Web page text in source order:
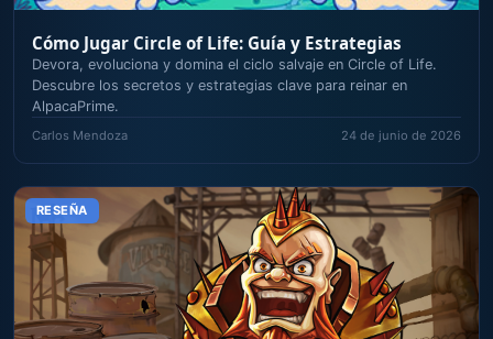
Cómo Jugar Circle of Life: Guía y Estrategias
Devora, evoluciona y domina el ciclo salvaje en Circle of Life.
Descubre los secretos y estrategias clave para reinar en
AlpacaPrime.
Carlos Mendoza 24 de junio de 2026
RESEÑA